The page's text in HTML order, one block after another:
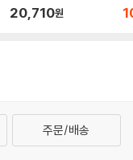
20,710원
주문/배송